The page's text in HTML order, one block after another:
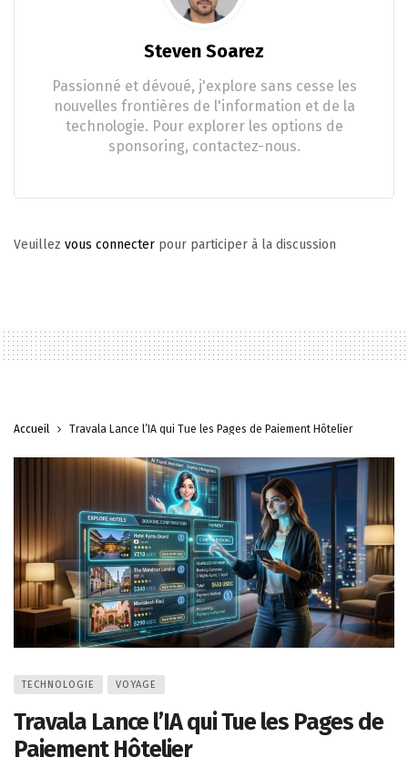
Steven Soarez
Passionné et dévoué, j'explore sans cesse les
nouvelles frontières de l'information et de la
technologie. Pour explorer les options de
sponsoring, contactez-nous.
Veuillez vous connecter pour participer à la discussion
Accueil Travala Lance l’IA qui Tue les Pages de Paiement Hôtelier
TECHNOLOGIE VOYAGE
Travala Lance l’IA qui Tue les Pages de
Paiement Hôtelier